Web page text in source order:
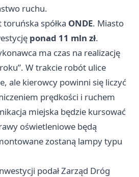
ruchu.
spółka ONDE. Miasto
ponad 11 mln zł.
ma czas na realizację
W trakcie robót ulice
ale kierowcy powinni się liczyć
prędkości i ruchem
miejska będzie kursować
oświetleniowe będą
zostaną lampy typu
podał Zarząd Dróg